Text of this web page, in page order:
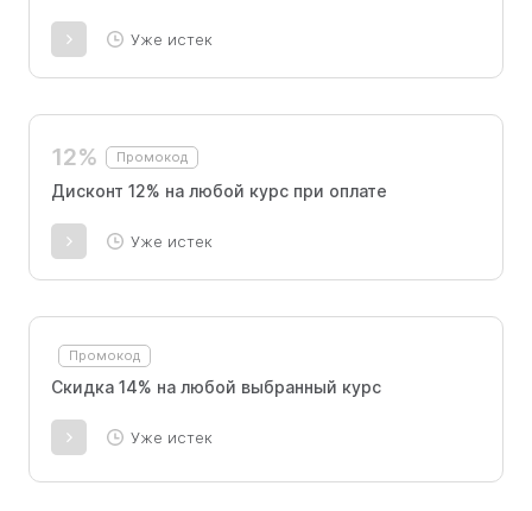
Уже истек
12% Промокод
Дисконт 12% на любой курс при оплате
Уже истек
Промокод
Скидка 14% на любой выбранный курс
Уже истек